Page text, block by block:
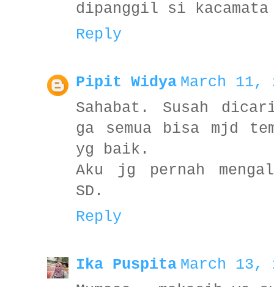
dipanggil si
Reply
Pipit Widya March 11,
Sahabat. Susah
ga semua bisa mjd
yg baik.
Aku jg pernah
SD.
Reply
Ika Puspita March 13,